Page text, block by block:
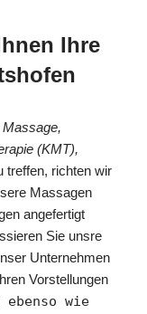
Ihre
Massage,
(KMT),
treffen, richten wir
Massagen
angefertigt
Sie unsre
Unternehmen
Vorstellungen
ebenso wie